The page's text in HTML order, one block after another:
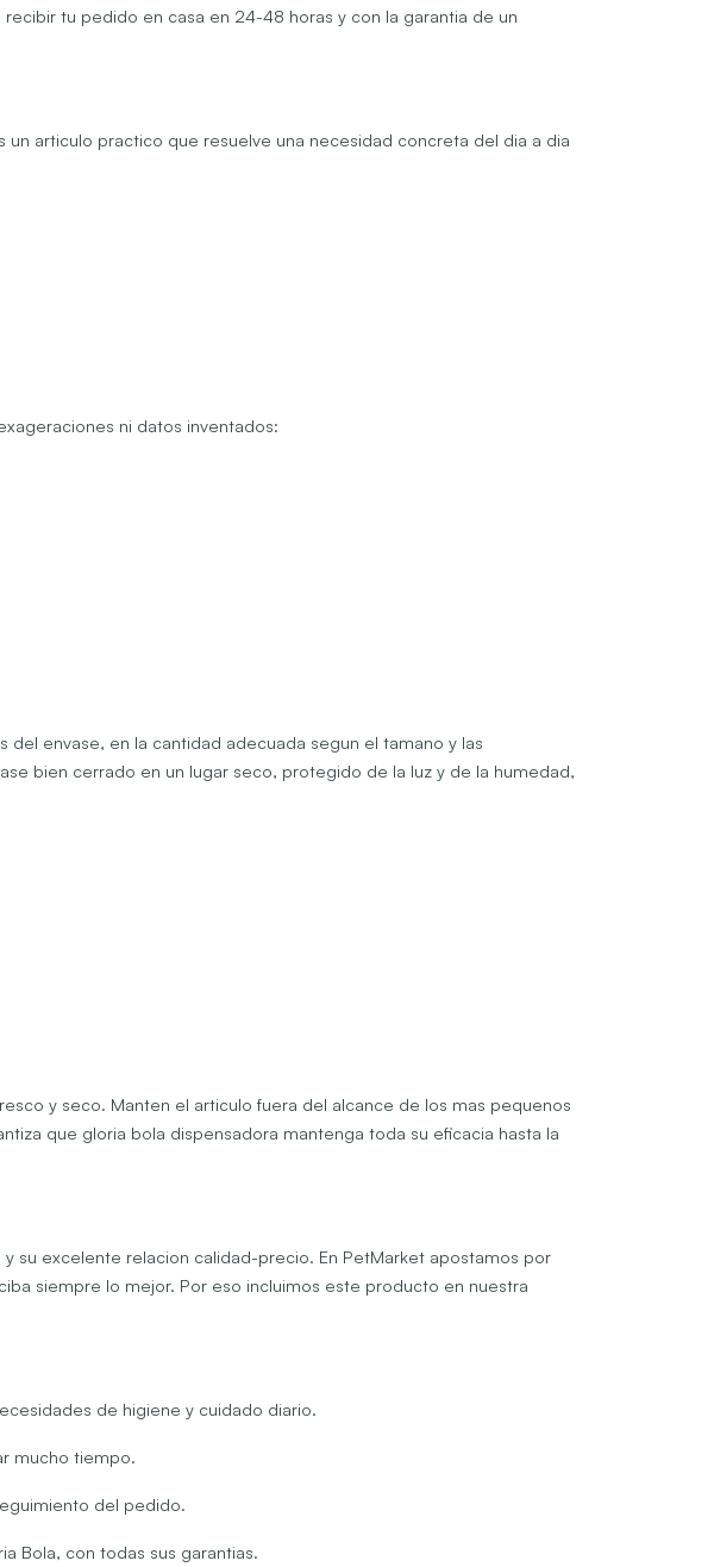
tu pedido en casa en 24-48 horas y con la garantia de un
articulo practico que resuelve una necesidad concreta del dia a dia
ni datos inventados:
envase, en la cantidad adecuada segun el tamano y las
bien cerrado en un lugar seco, protegido de la luz y de la humedad,
y seco. Manten el articulo fuera del alcance de los mas pequenos
que gloria bola dispensadora mantenga toda su eficacia hasta la
su excelente relacion calidad-precio. En PetMarket apostamos por
siempre lo mejor. Por eso incluimos este producto en nuestra
de higiene y cuidado diario.
mucho tiempo.
del pedido.
Bola, con todas sus garantias.